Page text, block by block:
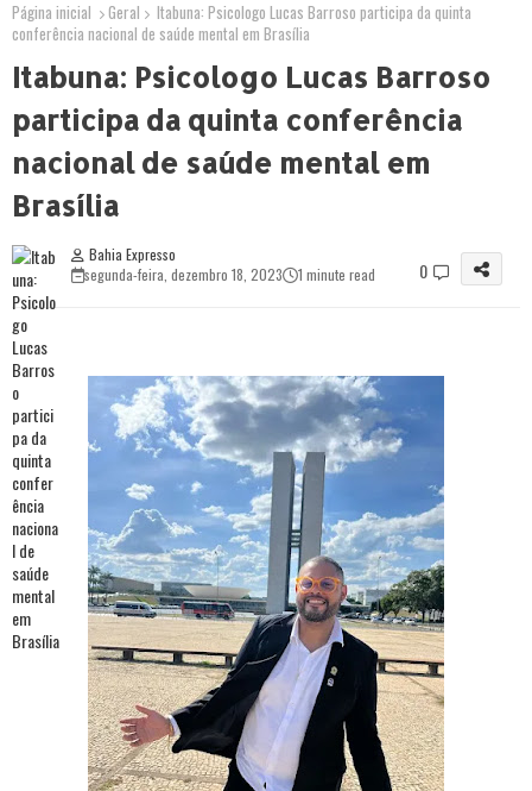
Página inicial Geral
Itabuna: Psicologo Lucas Barroso participa da quinta
conferência nacional de saúde mental em Brasília
Itabuna: Psicologo Lucas Barroso
participa da quinta conferência
nacional de saúde mental em
Brasília
Bahia Expresso
segunda-feira, dezembro 18, 2023
1 minute read 0